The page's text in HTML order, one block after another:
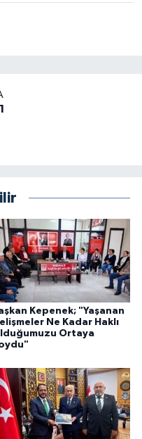
Kepenek; "Yaşanan
Ne Kadar Haklı
Ortaya